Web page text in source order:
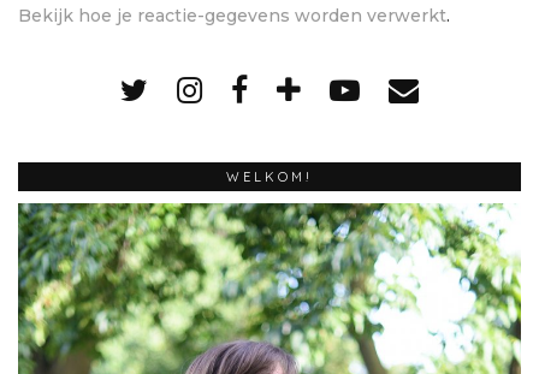
Bekijk hoe je reactie-gegevens worden verwerkt.
WELKOM!